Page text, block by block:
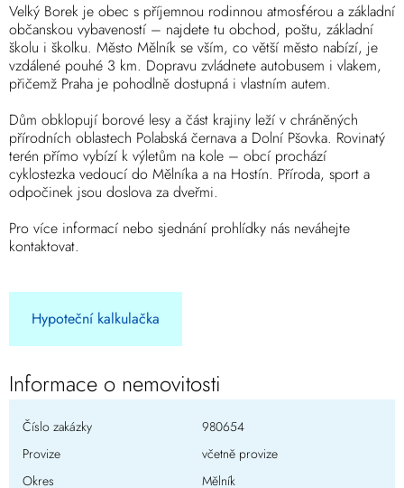
Velký Borek je obec s příjemnou rodinnou atmosférou a základní
občanskou vybaveností – najdete tu obchod, poštu, základní
školu i školku. Město Mělník se vším, co větší město nabízí, je
vzdálené pouhé 3 km. Dopravu zvládnete autobusem i vlakem,
přičemž Praha je pohodlně dostupná i vlastním autem.
Dům obklopují borové lesy a část krajiny leží v chráněných
přírodních oblastech Polabská černava a Dolní Pšovka. Rovinatý
terén přímo vybízí k výletům na kole – obcí prochází
cyklostezka vedoucí do Mělníka a na Hostín. Příroda, sport a
odpočinek jsou doslova za dveřmi.
Pro více informací nebo sjednání prohlídky nás neváhejte
kontaktovat.
Hypoteční kalkulačka
Informace o nemovitosti
Číslo zakázky
980654
Provize
včetně provize
Okres
Mělník